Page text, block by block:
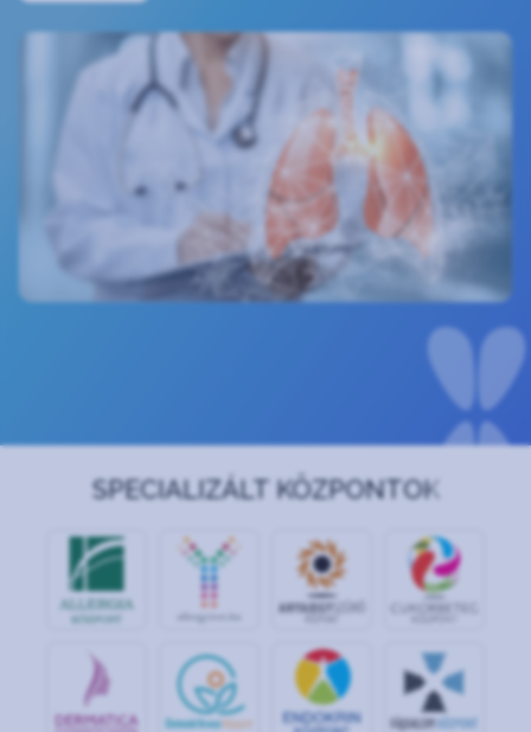
SPECIALIZÁLT KÖZPONTOK